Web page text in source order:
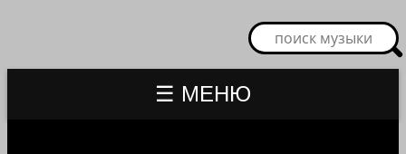
☰ МЕНЮ